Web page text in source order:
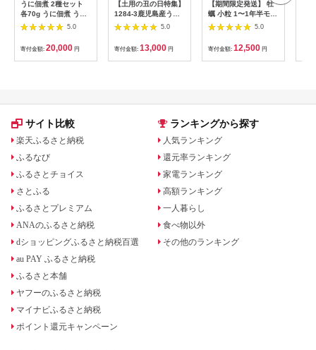
うに佃煮 2種セット
各70g うに佃煮 うに
佃煮ゆず香味
5.0
寄付金額: 20,000 円
【土用の丑の日特集】
1284-3鹿児島産うな
ぎ 合計
360g（180g×2尾）
清らかな地下水育
ち！ KN021-015-02
5.0
寄付金額: 13,000 円
【期間限定発送】 牡
蠣 小粒 1〜1年半モノ
生食 殻付き牡蠣 約
2kg (約16〜22個入)
[住喜水産 宮城県 気仙
沼市 20565055] 冷蔵
新鮮 濃厚 真牡蠣 カキ
5.0
寄付金額: 12,500 円
サイト比較
楽天ふるさと納税
ふるなび
ふるさとチョイス
さとふる
ふるさとプレミアム
ANAのふるさと納税
dショッピングふるさと納税百選
au PAY ふるさと納税
ふるさと本舗
ヤフーのふるさと納税
マイナビふるさと納税
ポイント還元キャンペーン
ランキングから探す
人気ランキング
還元率ランキング
家電ランキング
高額ランキング
一人暮らし
食べ物以外
その他のランキング